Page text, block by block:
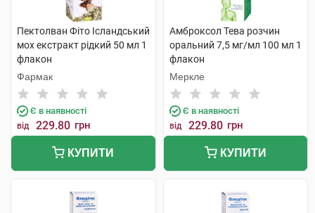
Пектолван Фіто Ісландський
мох екстракт рідкий 50 мл 1
флакон
Фармак
Є в наявності
від 229.80 грн
КУПИТИ
Амброксол Тева розчин
оральний 7,5 мг/мл 100 мл 1
флакон
Меркле
Є в наявності
від 229.80 грн
КУПИТИ